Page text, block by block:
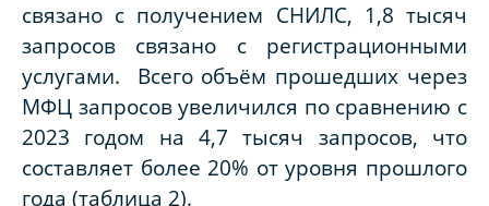
связано с получением СНИЛС, 1,8 тысяч
запросов связано с регистрационными
услугами. Всего объём прошедших через
МФЦ запросов увеличился по сравнению с
2023 годом на 4,7 тысяч запросов, что
составляет более 20% от уровня прошлого
года (таблица 2).